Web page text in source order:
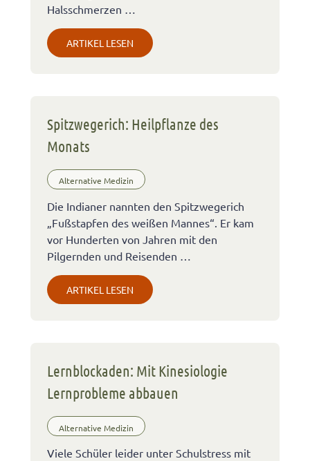
Halsschmerzen …
ARTIKEL LESEN
Spitzwegerich: Heilpflanze des
Monats
Alternative Medizin
Die Indianer nannten den Spitzwegerich
„Fußstapfen des weißen Mannes“. Er kam
vor Hunderten von Jahren mit den
Pilgernden und Reisenden …
ARTIKEL LESEN
Lernblockaden: Mit Kinesiologie
Lernprobleme abbauen
Alternative Medizin
Viele Schüler leider unter Schulstress mit